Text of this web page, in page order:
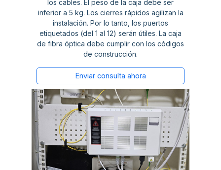
los cables. El peso de la caja debe ser
inferior a 5 kg. Los cierres rápidos agilizan la
instalación. Por lo tanto, los puertos
etiquetados (del 1 al 12) serán útiles. La caja
de fibra óptica debe cumplir con los códigos
de construcción.
Enviar consulta ahora